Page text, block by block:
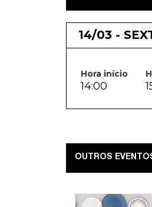
14/03 -
Hora início
14:00
OUTROS